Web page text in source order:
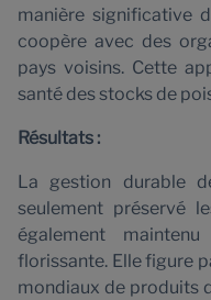
manière significative
coopère avec des
pays voisins. Cette
santé des stocks de
Résultats :
La gestion durable
seulement préservé
également
florissante. Elle figure
mondiaux de produits